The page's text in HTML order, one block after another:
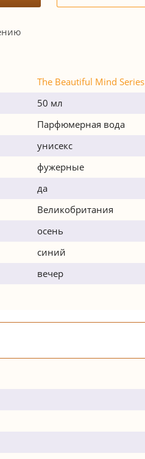
The Beautiful Mind Series
50 мл
Парфюмерная вода
унисекс
фужерные
да
Великобритания
осень
синий
вечер